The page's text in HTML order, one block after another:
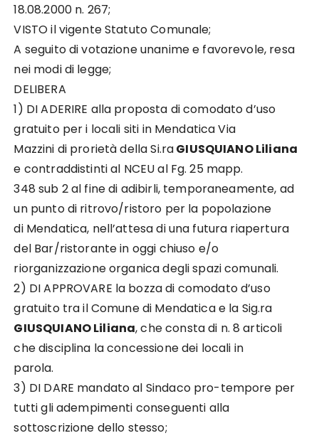
18.08.2000 n. 267;
VISTO il vigente Statuto Comunale;
A seguito di votazione unanime e favorevole, resa
nei modi di legge;
DELIBERA
1) DI ADERIRE alla proposta di comodato d’uso
gratuito per i locali siti in Mendatica Via
Mazzini di prorietà della Si.raGIUSQUIANO Liliana
e contraddistinti al NCEU al Fg. 25 mapp.
348 sub 2 al fine di adibirli, temporaneamente, ad
un punto di ritrovo/ristoro per la popolazione
di Mendatica, nell’attesa di una futura riapertura
del Bar/ristorante in oggi chiuso e/o
riorganizzazione organica degli spazi comunali.
2) DI APPROVARE la bozza di comodato d’uso
gratuito tra il Comune di Mendatica e la Sig.ra
GIUSQUIANO Liliana, che consta di n. 8 articoli
che disciplina la concessione dei locali in
parola.
3) DI DARE mandato al Sindaco pro-tempore per
tutti gli adempimenti conseguenti alla
sottoscrizione dello stesso;